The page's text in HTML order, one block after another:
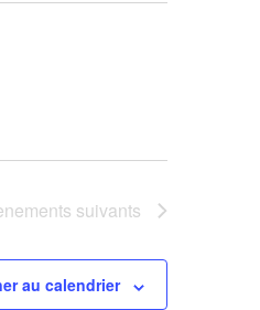
suivants
au calendrier